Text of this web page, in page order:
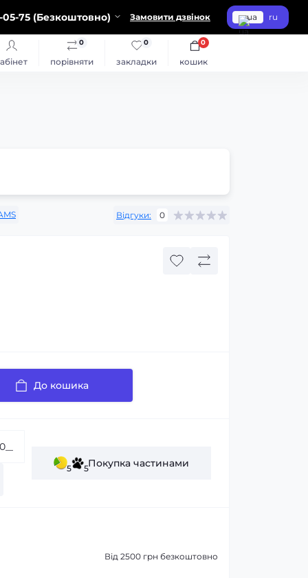
75 (Безкоштовно) Замовити дзвінок ua ru
порівняти
0
закладки
0
кошик
0
Відгуки: 0
До кошика
5 5Покупка частинами
Від 2500 грн безкоштовно